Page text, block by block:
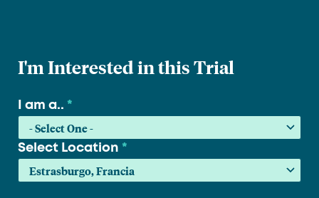
I'm Interested in this Trial
I am a.. *
Select Location *